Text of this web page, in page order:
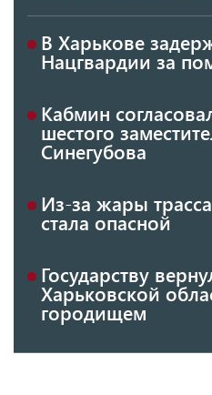
В Харькове
Нацгвардии за
Кабмин
шестого
Синегубова
Из-за жары
стала опасной
Государству
Харьковской
городищем